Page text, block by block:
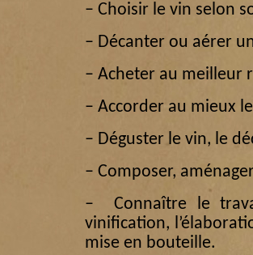
– Choisir le vin selon
– Décanter ou aérer
– Acheter au meilleur
– Accorder au mieux
– Déguster le vin, le
– Composer,
– Connaître le
vinification,
mise en bouteille.